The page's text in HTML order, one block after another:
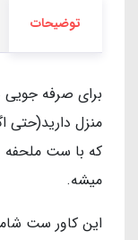
توضیحات
برای صرفه جویی
منزل دارید(حتی
که با ست ملحفه
میشه.